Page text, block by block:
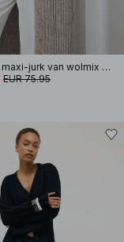
Gebreide maxi-jurk van wolmix met vest
EUR 75.95